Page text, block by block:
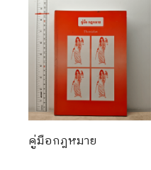
คู่มือกฎหมาย